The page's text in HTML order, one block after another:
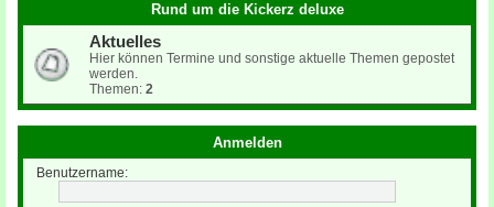
Rund um die Kickerz deluxe
Aktuelles
Hier können Termine und sonstige aktuelle Themen gepostet
werden.
Themen: 2
Anmelden
Benutzername: